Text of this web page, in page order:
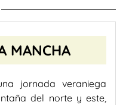
MANCHA
jornada veraniega
del norte y este,